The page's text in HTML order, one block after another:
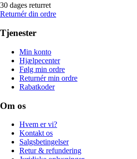
30 dages returret
Returnér din ordre
Tjenester
Min konto
Hjælpecenter
Følg min ordre
Returnér min ordre
Rabatkoder
Om os
Hvem er vi?
Kontakt os
Salgsbetingelser
Retur & refundering